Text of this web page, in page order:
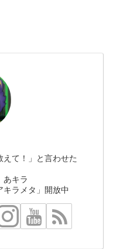
て！」と言わせた
あキラ
キラメタ」開放中